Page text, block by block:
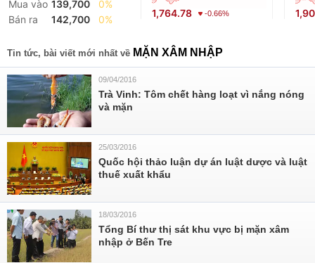
Mua vào 139,700
0%
Bán ra
142,700 0%
1,764.78 -0.66%
Tin tức, bài viết mới nhất về MẶN XÂM NHẬP
09/04/2016
Trà Vinh: Tôm chết hàng loạt vì nắng nóng
và mặn
25/03/2016
Quốc hội thảo luận dự án luật dược và luật
thuế xuất khẩu
18/03/2016
Tổng Bí thư thị sát khu vực bị mặn xâm
nhập ở Bến Tre